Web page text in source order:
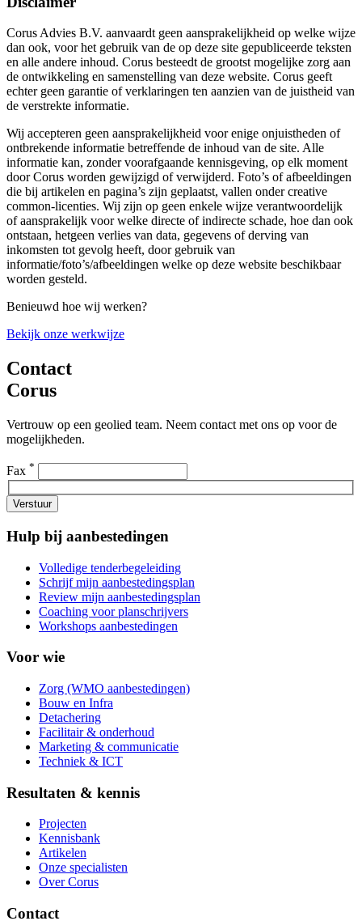
Corus Advies B.V. aanvaardt geen aansprakelijkheid op welke wijze
dan ook, voor het gebruik van de op deze site gepubliceerde teksten
en alle andere inhoud. Corus besteedt de grootst mogelijke zorg aan
de ontwikkeling en samenstelling van deze website. Corus geeft
echter geen garantie of verklaringen ten aanzien van de juistheid van
de verstrekte informatie.
Wij accepteren geen aansprakelijkheid voor enige onjuistheden of
ontbrekende informatie betreffende de inhoud van de site. Alle
informatie kan, zonder voorafgaande kennisgeving, op elk moment
door Corus worden gewijzigd of verwijderd. Foto’s of afbeeldingen
die bij artikelen en pagina’s zijn geplaatst, vallen onder creative
common-licenties. Wij zijn op geen enkele wijze verantwoordelijk
of aansprakelijk voor welke directe of indirecte schade, hoe dan ook
ontstaan, hetgeen verlies van data, gegevens of derving van
inkomsten tot gevolg heeft, door gebruik van
informatie/foto’s/afbeeldingen welke op deze website beschikbaar
worden gesteld.
Benieuwd hoe wij werken?
Bekijk onze werkwijze
Contact
Corus
Vertrouw op een geolied team. Neem contact met ons op voor de
mogelijkheden.
Fax *
Verstuur
Hulp bij aanbestedingen
Volledige tenderbegeleiding
Schrijf mijn aanbestedingsplan
Review mijn aanbestedingsplan
Coaching voor planschrijvers
Workshops aanbestedingen
Voor wie
Zorg (WMO aanbestedingen)
Bouw en Infra
Detachering
Facilitair & onderhoud
Marketing & communicatie
Techniek & ICT
Resultaten & kennis
Projecten
Kennisbank
Artikelen
Onze specialisten
Over Corus
Contact